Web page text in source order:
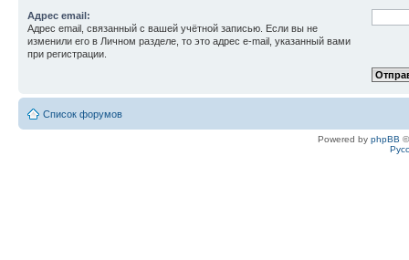
Адрес email:
Адрес email, связанный с вашей учётной записью. Если вы не
изменили его в Личном разделе, то это адрес e-mail, указанный вами
при регистрации.
Список форумов
Powered by phpBB